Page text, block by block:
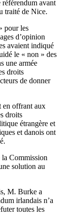
référendum avant
traité de Nice.
pour les
d’opinion
avaient indiqué
le « non » des
une armée
droits
de donner
en offrant aux
droits
étrangère et
et danois ont
Commission
solution au
M. Burke a
irlandais n’a
toutes les